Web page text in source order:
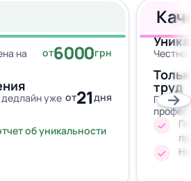
на
от6000грн
уже от21дня
об уникальности
труд